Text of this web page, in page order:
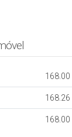
168.00
168.26
168.00